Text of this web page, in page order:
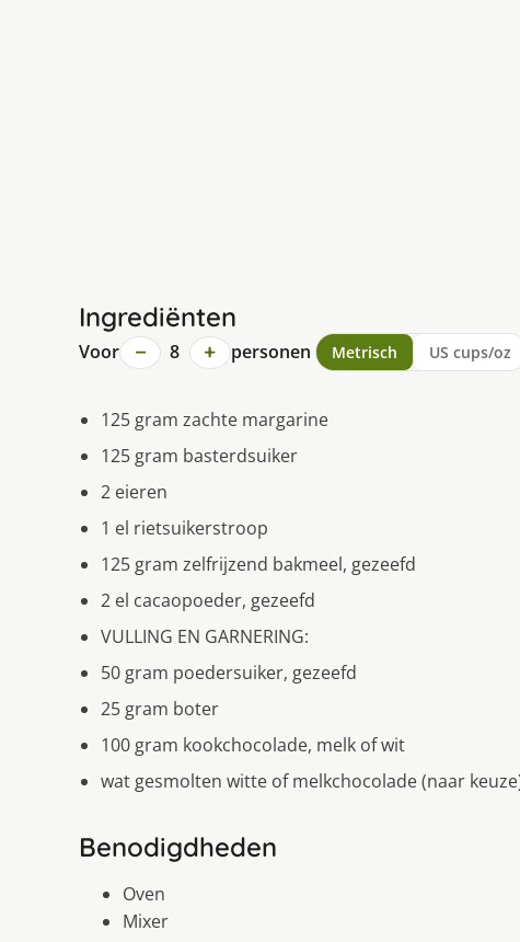
Ingrediënten
Voor − 8 + personen Metrisch US cups/oz
125 gram zachte margarine
125 gram basterdsuiker
2 eieren
1 el rietsuikerstroop
125 gram zelfrijzend bakmeel, gezeefd
2 el cacaopoeder, gezeefd
VULLING EN GARNERING:
50 gram poedersuiker, gezeefd
25 gram boter
100 gram kookchocolade, melk of wit
wat gesmolten witte of melkchocolade (naar
Benodigdheden
Oven
Mixer